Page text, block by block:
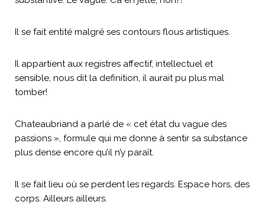
Il se fait entité malgré ses contours flous artistiques.
Il appartient aux registres affectif, intellectuel et
sensible, nous dit la definition, il aurait pu plus mal
tomber!
Chateaubriand a parlé de « cet état du vague des
passions », formule qui me donne à sentir sa substance
plus dense encore qu’il n’y paraît.
Il se fait lieu où se perdent les regards. Espace hors, des
corps. Ailleurs ailleurs.